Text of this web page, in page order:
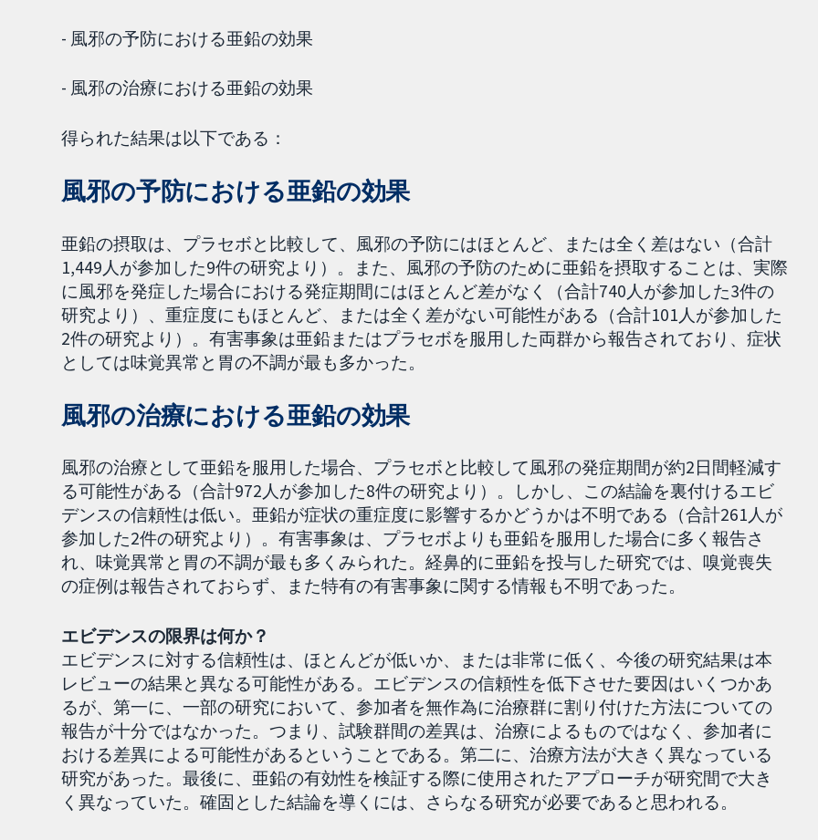
- 風邪の予防における亜鉛の効果
- 風邪の治療における亜鉛の効果
得られた結果は以下である：
風邪の予防における亜鉛の効果
亜鉛の摂取は、プラセボと比較して、風邪の予防にはほとんど、または全く差はない（合計
1,449人が参加した9件の研究より）。また、風邪の予防のために亜鉛を摂取することは、実際
に風邪を発症した場合における発症期間にはほとんど差がなく（合計740人が参加した3件の
研究より）、重症度にもほとんど、または全く差がない可能性がある（合計101人が参加した
2件の研究より）。有害事象は亜鉛またはプラセボを服用した両群から報告されており、症状
としては味覚異常と胃の不調が最も多かった。
風邪の治療における亜鉛の効果
風邪の治療として亜鉛を服用した場合、プラセボと比較して風邪の発症期間が約2日間軽減す
る可能性がある（合計972人が参加した8件の研究より）。しかし、この結論を裏付けるエビ
デンスの信頼性は低い。亜鉛が症状の重症度に影響するかどうかは不明である（合計261人が
参加した2件の研究より）。有害事象は、プラセボよりも亜鉛を服用した場合に多く報告さ
れ、味覚異常と胃の不調が最も多くみられた。経鼻的に亜鉛を投与した研究では、嗅覚喪失
の症例は報告されておらず、また特有の有害事象に関する情報も不明であった。
エビデンスの限界は何か？
エビデンスに対する信頼性は、ほとんどが低いか、または非常に低く、今後の研究結果は本
レビューの結果と異なる可能性がある。エビデンスの信頼性を低下させた要因はいくつかあ
るが、第一に、一部の研究において、参加者を無作為に治療群に割り付けた方法についての
報告が十分ではなかった。つまり、試験群間の差異は、治療によるものではなく、参加者に
おける差異による可能性があるということである。第二に、治療方法が大きく異なっている
研究があった。最後に、亜鉛の有効性を検証する際に使用されたアプローチが研究間で大き
く異なっていた。確固とした結論を導くには、さらなる研究が必要であると思われる。